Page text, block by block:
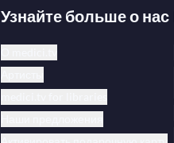
Узнайте больше о нас